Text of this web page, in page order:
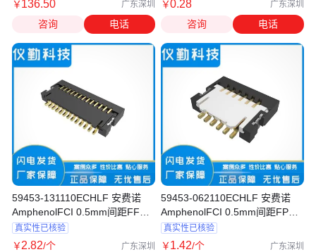
￥136.50 广东深圳
咨询 电话
59453-131110ECHLF 安费诺
AmphenolFCI 0.5mm间距FFC
连接器 ZIF13pin
真实性已核验
￥2.82/个 广东深圳
￥0.28 广东深圳
咨询 电话
59453-062110ECHLF 安费诺
AmphenolFCI 0.5mm间距FPC
连接器 6pin下接
真实性已核验
￥1.42/个 广东深圳